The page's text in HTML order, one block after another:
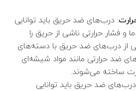
: درب‌های ضد حریق باید توانایی
و فشار حرارتی ناشی از حریق را
از درب‌های ضد حریق با دسته‌های
ضد حرارتی مانند مواد شیشه‌ای
ساخته می‌شوند.
درب‌های ضد حریق باید توانایی